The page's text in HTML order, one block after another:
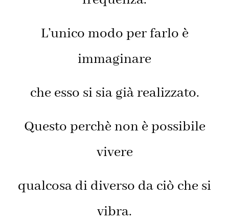
L’unico modo per farlo è
immaginare
che esso si sia già realizzato.
Questo perchè non è possibile
vivere
qualcosa di diverso da ciò che si
vibra.